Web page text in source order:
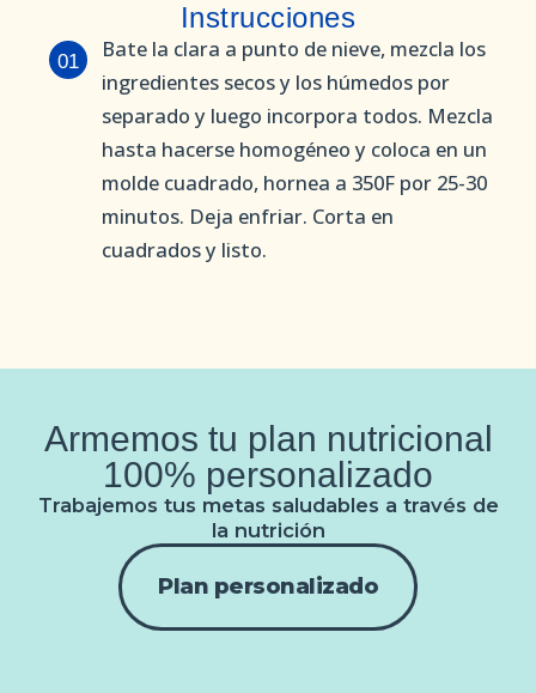
Instrucciones
01
Bate la clara a punto de nieve, mezcla los
ingredientes secos y los húmedos por
separado y luego incorpora todos. Mezcla
hasta hacerse homogéneo y coloca en un
molde cuadrado, hornea a 350F por 25-30
minutos. Deja enfriar. Corta en
cuadrados y listo.
Armemos tu plan nutricional
100% personalizado
Trabajemos tus metas saludables a través de
la nutrición
Plan personalizado